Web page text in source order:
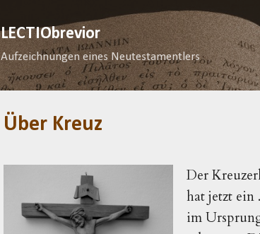
Direkt
LECTIObrevior
Aufzeichnungen eines Neutestamentlers
Über Kreuz
Der
hat jetzt ein
im